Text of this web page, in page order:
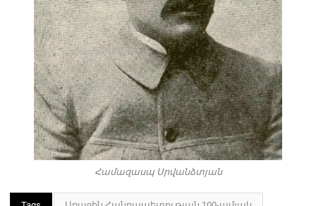
Համազասպ Սրվանձտյան